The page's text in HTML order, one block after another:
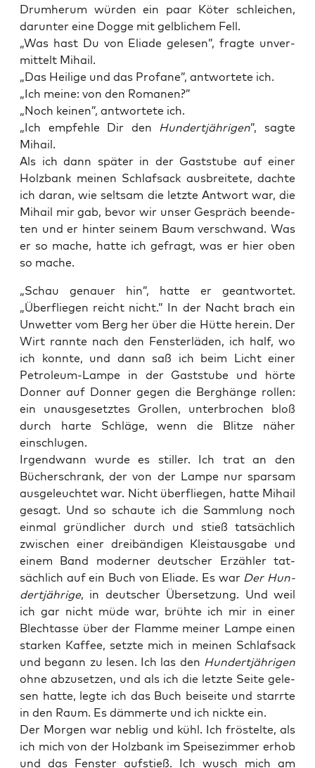
Drum­her­um wür­den ein paar Köter schlei­chen,
dar­un­ter eine Dog­ge mit gelb­li­chem Fell.
„Was hast Du von Elia­de gele­sen”, frag­te unver­
mit­telt Mihail.
„Das Hei­li­ge und das Pro­fa­ne”, ant­wor­te­te ich.
„Ich mei­ne: von den Romanen?”
„Noch kei­nen”, ant­wor­te­te ich.
„Ich emp­feh­le Dir den Hun­dert­jäh­ri­gen”, sag­te
Mihail.
Als ich dann spä­ter in der Gast­stu­be auf einer
Holz­bank mei­nen Schlaf­sack aus­brei­te­te, dach­te
ich dar­an, wie selt­sam die letz­te Ant­wort war, die
Mihail mir gab, bevor wir unser Gespräch been­de­
ten und er hin­ter sei­nem Baum ver­schwand. Was
er so mache, hat­te ich gefragt, was er hier oben
so mache.
„Schau genau­er hin”, hat­te er geant­wor­tet.
„Über­flie­gen reicht nicht.” In der Nacht brach ein
Unwet­ter vom Berg her über die Hüt­te her­ein. Der
Wirt rann­te nach den Fens­ter­lä­den, ich half, wo
ich konn­te, und dann saß ich beim Licht einer
Petro­le­um-Lam­pe in der Gast­stu­be und hör­te
Don­ner auf Don­ner gegen die Berg­hän­ge rol­len:
ein unaus­ge­setz­tes Grol­len, unter­bro­chen bloß
durch har­te Schlä­ge, wenn die Blit­ze näher
einschlugen.
Irgend­wann wur­de es stil­ler. Ich trat an den
Bücher­schrank, der von der Lam­pe nur spar­sam
aus­ge­leuch­tet war. Nicht über­flie­gen, hat­te Mihail
gesagt. Und so schau­te ich die Samm­lung noch
ein­mal gründ­li­cher durch und stieß tat­säch­lich
zwi­schen einer drei­bän­di­gen Kleist­aus­ga­be und
einem Band moder­ner deut­scher Erzäh­ler tat­
säch­lich auf ein Buch von Elia­de. Es war Der Hun­
dert­jäh­ri­ge, in deut­scher Über­set­zung. Und weil
ich gar nicht müde war, brüh­te ich mir in einer
Blech­t­as­se über der Flam­me mei­ner Lam­pe einen
star­ken Kaf­fee, setz­te mich in mei­nen Schlaf­sack
und begann zu lesen. Ich las den Hun­dert­jäh­ri­gen
ohne abzu­set­zen, und als ich die letz­te Sei­te gele­
sen hat­te, leg­te ich das Buch bei­sei­te und starr­te
in den Raum. Es däm­mer­te und ich nick­te ein.
Der Mor­gen war neb­lig und kühl. Ich frös­tel­te, als
ich mich von der Holz­bank im Spei­se­zim­mer erhob
und das Fens­ter auf­stieß. Ich wusch mich am